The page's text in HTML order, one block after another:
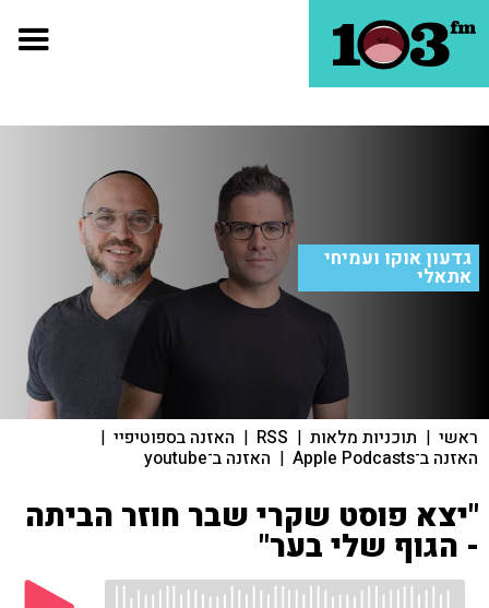
גדעון אוקו ועמיחי
אתאלי
ראשי | תוכניות מלאות |
RSS
| האזנה בספוטיפיי |
האזנה ב־Apple Podcasts | האזנה ב־youtube
"יצא פוסט שקרי שבר חוזר הביתה
- הגוף שלי בער"